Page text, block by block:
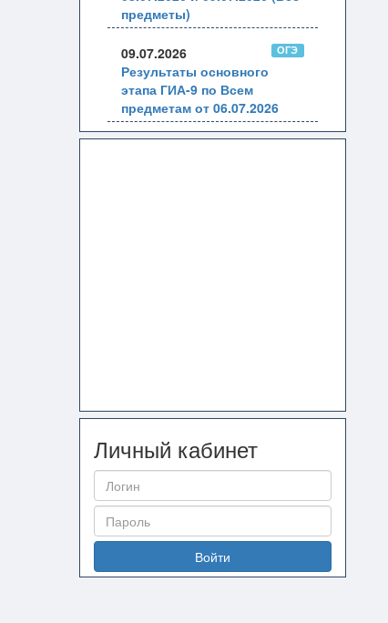
предметы)
09.07.2026 ОГЭ
Результаты основного
этапа ГИА-9 по Всем
предметам от 06.07.2026
Личный кабинет
Войти